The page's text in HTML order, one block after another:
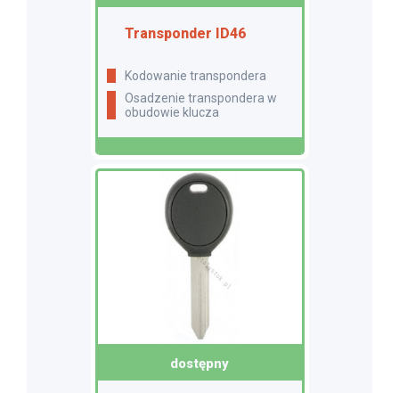
Transponder ID46
Kodowanie transpondera
Osadzenie transpondera w
obudowie klucza
dostępny